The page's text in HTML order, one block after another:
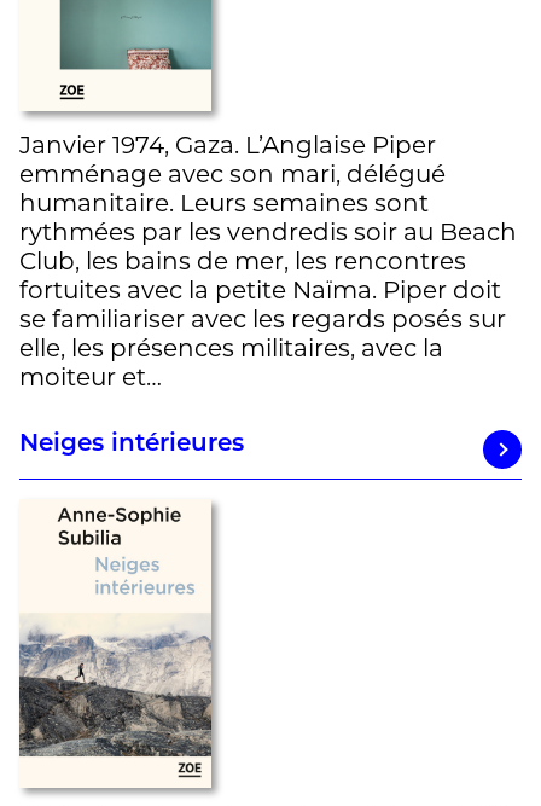
Janvier 1974, Gaza. L’Anglaise Piper
emménage avec son mari, délégué
humanitaire. Leurs semaines sont
rythmées par les vendredis soir au Beach
Club, les bains de mer, les rencontres
fortuites avec la petite Naïma. Piper doit
se familiariser avec les regards posés sur
elle, les présences militaires, avec la
moiteur et…
Neiges intérieures